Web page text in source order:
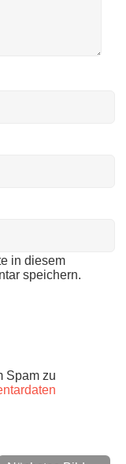
in diesem
speichern.
Spam zu